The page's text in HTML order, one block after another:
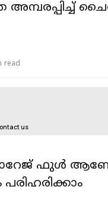
അമ്പരപ്പിച്ച്
read
us
ഫുള്‍ ആണോ?